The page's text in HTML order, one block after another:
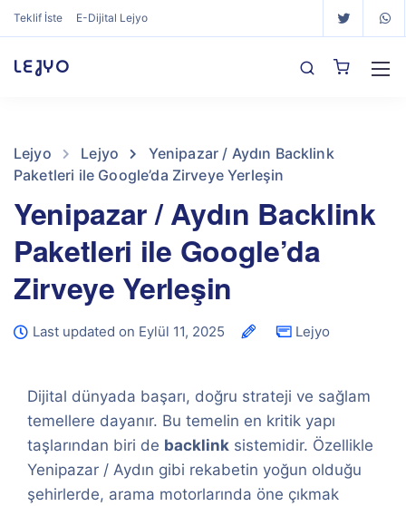
Teklif İste E-Dijital Lejyo
LEJYO
Lejyo Lejyo
Yenipazar / Aydın Backlink
Paketleri ile Google’da Zirveye Yerleşin
Yenipazar / Aydın Backlink
Paketleri ile Google’da
Zirveye Yerleşin
Last updated on Eylül 11, 2025 Lejyo
Dijital dünyada başarı, doğru strateji ve sağlam
temellere dayanır. Bu temelin en kritik yapı
taşlarından biri de backlink sistemidir. Özellikle
Yenipazar / Aydın gibi rekabetin yoğun olduğu
şehirlerde, arama motorlarında öne çıkmak